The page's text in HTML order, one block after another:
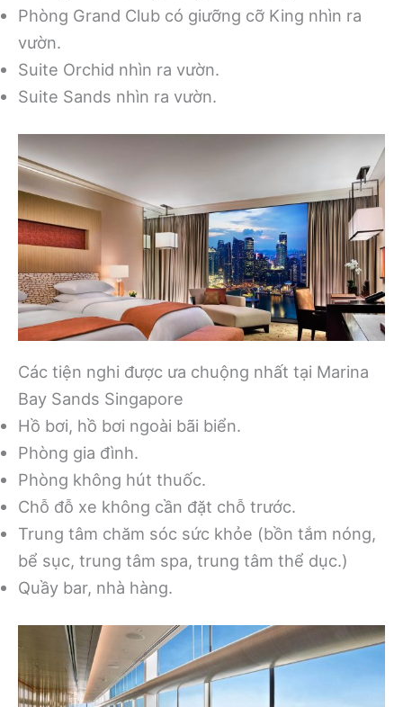
Phòng Grand Club có giưỡng cỡ King nhìn ra
vườn.
Suite Orchid nhìn ra vườn.
Suite Sands nhìn ra vườn.
Các tiện nghi được ưa chuộng nhất tại Marina
Bay Sands Singapore
Hồ bơi, hồ bơi ngoài bãi biển.
Phòng gia đình.
Phòng không hút thuốc.
Chỗ đỗ xe không cần đặt chỗ trước.
Trung tâm chăm sóc sức khỏe (bồn tắm nóng,
bể sục, trung tâm spa, trung tâm thể dục.)
Quầy bar, nhà hàng.